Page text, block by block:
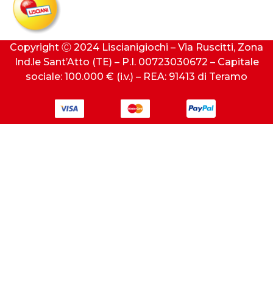
Copyright Ⓒ 2024 Liscianigiochi – Via Ruscitti, Zona
Ind.le Sant’Atto (TE) – P.I. 00723030672 – Capitale
sociale: 100.000 € (i.v.) – REA: 91413 di Teramo